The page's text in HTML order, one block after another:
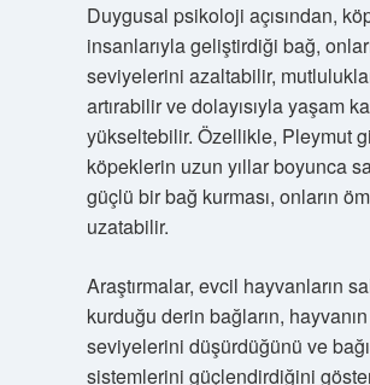
Duygusal psikoloji açısından,
insanlarıyla geliştirdiği bağ,
seviyelerini azaltabilir,
artırabilir ve dolayısıyla yaşam
yükseltebilir. Özellikle, Pleymut
köpeklerin uzun yıllar boyunca
güçlü bir bağ kurması, onların
uzatabilir.
Araştırmalar, evcil hayvanların
kurduğu derin bağların,
seviyelerini düşürdüğünü ve
sistemlerini güçlendirdiğini